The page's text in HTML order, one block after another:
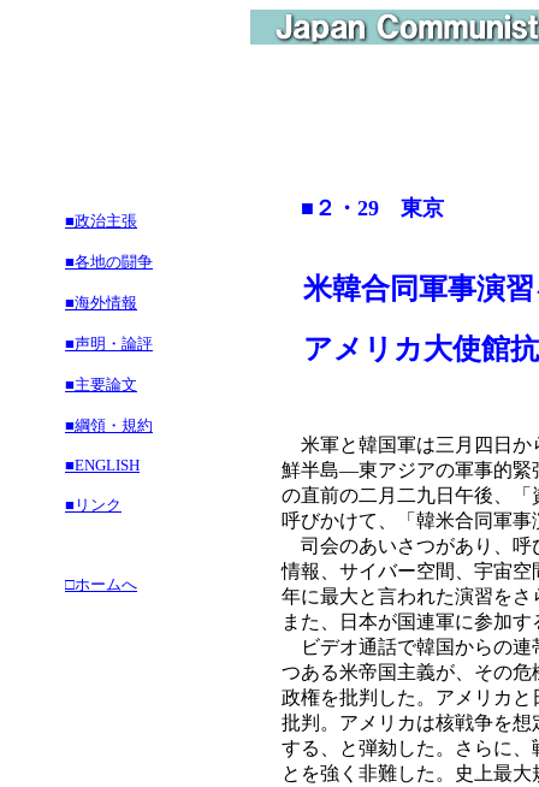
■政治主張
■各地の闘争
■海外情報
■声明・論評
■主要論文
■綱領・規約
■ENGLISH
■リンク
□ホームへ
■２・29 東京
米韓合同軍事演
アメリカ大使館
米軍と韓国軍は三月四日か
鮮半島―東アジアの軍事的緊
の直前の二月二九日午後、
呼びかけて、「韓米合同軍
司会のあいさつがあり、呼
情報、サイバー空間、宇宙
年に最大と言われた演習を
また、日本が国連軍に参加
ビデオ通話で韓国からの連
つある米帝国主義が、その
政権を批判した。アメリカ
批判。アメリカは核戦争を
する、と弾劾した。さらに
とを強く非難した。史上最